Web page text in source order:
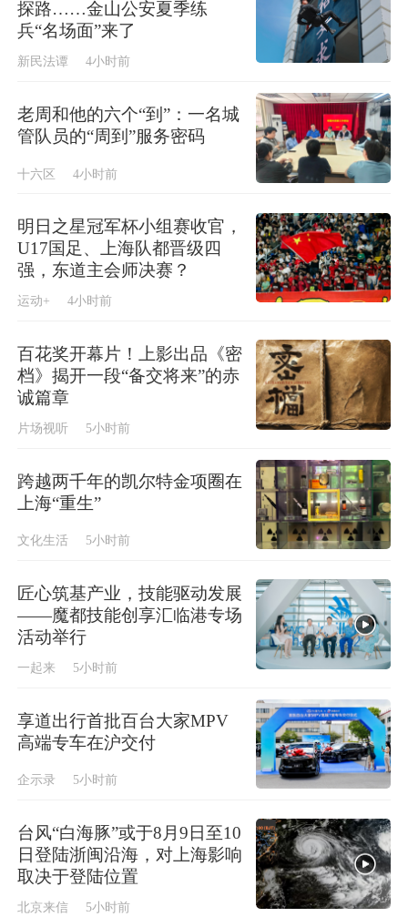
探路……金山公安夏季练
兵“名场面”来了
新民法谭 4小时前
老周和他的六个“到”：一名城
管队员的“周到”服务密码
十六区 4小时前
明日之星冠军杯小组赛收官，
U17国足、上海队都晋级四
强，东道主会师决赛？
运动+ 4小时前
百花奖开幕片！上影出品《密
档》揭开一段“备交将来”的赤
诚篇章
片场视听 5小时前
跨越两千年的凯尔特金项圈在
上海“重生”
文化生活 5小时前
匠心筑基产业，技能驱动发展
——魔都技能创享汇临港专场
活动举行
一起来 5小时前
享道出行首批百台大家MPV
高端专车在沪交付
企示录 5小时前
台风“白海豚”或于8月9日至10
日登陆浙闽沿海，对上海影响
取决于登陆位置
北京来信 5小时前